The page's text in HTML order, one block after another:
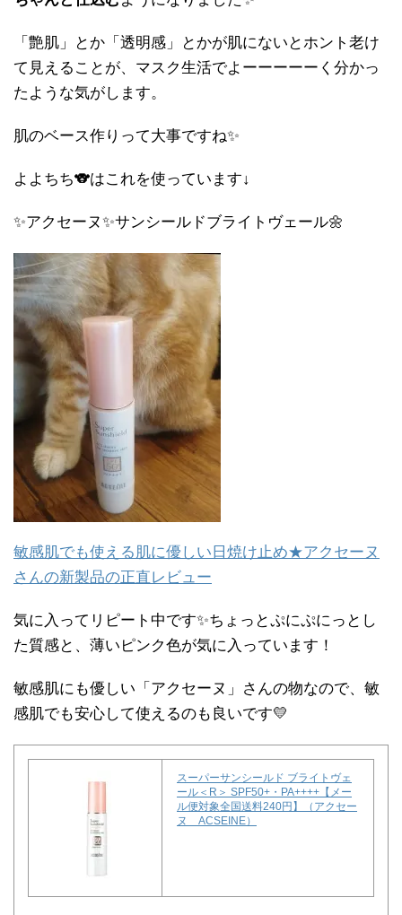
「艶肌」とか「透明感」とかが肌にないとホント老け
て見えることが、マスク生活でよーーーーーく分かっ
たような気がします。
肌のベース作りって大事ですね✨
よよちち🐨はこれを使っています↓
✨アクセーヌ✨サンシールドブライトヴェール🌼
敏感肌でも使える肌に優しい日焼け止め★アクセーヌ
さんの新製品の正直レビュー
気に入ってリピート中です✨ちょっとぷにぷにっとし
た質感と、薄いピンク色が気に入っています！
敏感肌にも優しい「アクセーヌ」さんの物なので、敏
感肌でも安心して使えるのも良いです💛
スーパーサンシールド ブライトヴェ
ール＜R＞ SPF50+・PA++++【メー
ル便対象全国送料240円】（アクセー
ヌ ACSEINE）